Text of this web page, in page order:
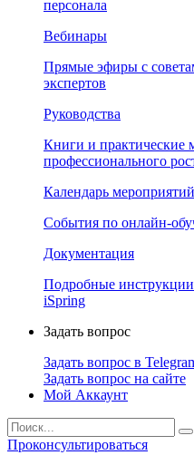
персонала
Вебинары
Прямые эфиры с
экспертов
Руководства
Книги и практические
профессионального
Календарь мероприятий
События по онлайн-
Документация
Подробные
iSpring
Задать вопрос
Задать вопрос в
Задать вопрос на сайте
Мой Аккаунт
Проконсультироваться